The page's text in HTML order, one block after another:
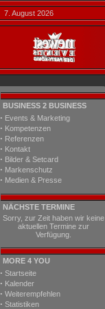
7. August 2026
BUSINESS 2 BUSINESS
· Events & Marketing
· Kompetenzen
· Referenzen
· Kontakt
· Bilder & Setcard
· Markenschutz
· Medien & Presse
NÄCHSTE TERMINE
Sorry, zur Zeit haben wir keine
aktuellen Termine zur
Verfügung.
MORE 4 YOU
· Startseite
· Kalender
· Weiterempfehlen
· Statistiken